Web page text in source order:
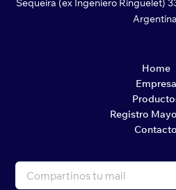
Sequeira (ex Ingeniero Ringuelet)
Home
Empresa
Registro
Contacto